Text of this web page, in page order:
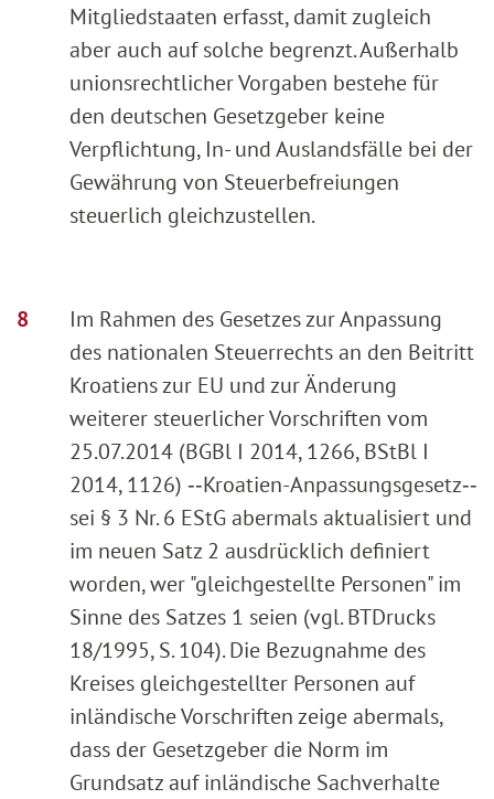
Mitgliedstaaten erfasst, damit zugleich
aber auch auf solche begrenzt. Außerhalb
unionsrechtlicher Vorgaben bestehe für
den deutschen Gesetzgeber keine
Verpflichtung, In- und Auslandsfälle bei der
Gewährung von Steuerbefreiungen
steuerlich gleichzustellen.
Im Rahmen des Gesetzes zur Anpassung
des nationalen Steuerrechts an den Beitritt
Kroatiens zur EU und zur Änderung
weiterer steuerlicher Vorschriften vom
25.07.2014 (BGBl I 2014, 1266, BStBl I
2014, 1126) ‑‑Kroatien-Anpassungsgesetz‑‑
sei § 3 Nr. 6 EStG abermals aktualisiert und
im neuen Satz 2 ausdrücklich definiert
worden, wer "gleichgestellte Personen" im
Sinne des Satzes 1 seien (vgl. BTDrucks
18/1995, S. 104). Die Bezugnahme des
Kreises gleichgestellter Personen auf
inländische Vorschriften zeige abermals,
dass der Gesetzgeber die Norm im
Grundsatz auf inländische Sachverhalte